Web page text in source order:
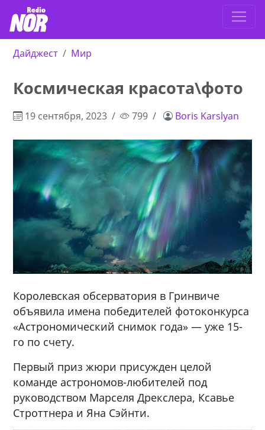
Дайджест Мир
Космическая красота\фото
19 сентября, 2023 799 Boris Karslyan
Королевская обсерватория в Гринвиче
объявила имена победителей фотоконкурса
«Астрономический снимок года» — уже 15-
го по счету.
Первый приз жюри присужден целой
команде астрономов-любителей под
руководством Марселя Дрекслера, Ксавье
Строттнера и Яна Сэйнти.